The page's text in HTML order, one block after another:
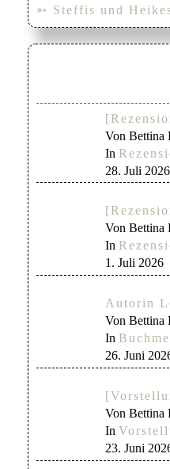
➳ Steffis und
Von Bettina
In
28. Juli 2026
Von Bettina
In
1. Juli 2026
Autorin
Von Bettina
In
26. Juni
Von Bettina
In
23. Juni